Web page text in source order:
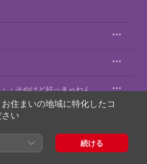
・そやけど好っきゃねん
ケver.)
住まいの地域に特化したコ
い
続ける